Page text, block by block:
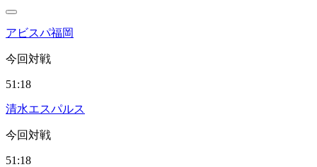
アビスパ福岡
今回対戦
51:18
清水エスパルス
今回対戦
51:18